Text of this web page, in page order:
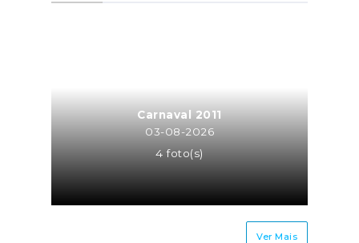
independente é equiparado a
TCO, sendo os seus honorários
recebidos pela atividade
Carnaval 2011
03-08-2026
4 foto(s)
Ver Mais